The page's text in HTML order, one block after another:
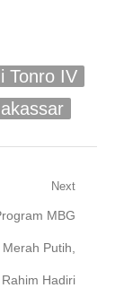
Tonro IV
Next
MBG
Putih,
Hadiri